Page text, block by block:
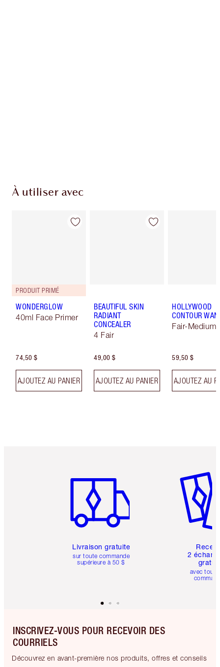
À utiliser avec
PRODUIT PRIMÉ
WONDERGLOW
40ml Face Primer
74,50 $
AJOUTEZ AU PANIER
BEAUTIFUL SKIN
RADIANT
CONCEALER
4 Fair
49,00 $
AJOUTEZ AU PANIER
HOLLYWOOD
CONTOUR
Fair-Medium
59,50 $
AJOUTEZ AU
Livraison gratuite
sur toute commande
supérieure à 50 $
2
avec
INSCRIVEZ-VOUS POUR RECEVOIR DES
COURRIELS
Découvrez en avant-première nos produits, offres et conseils